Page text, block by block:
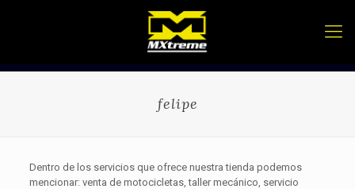
felipe
Dentro de los servicios que ofrece nuestra tienda podemos
mencionar: venta de motocicletas, taller mecánico, servicio